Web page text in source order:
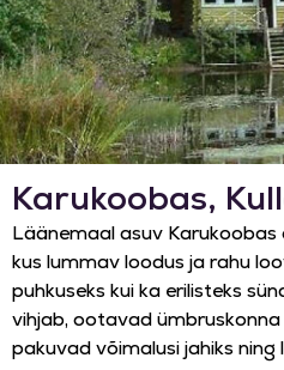
Karukoobas,
Läänemaal asuv
kus lummav loodus ja rahu
puhkuseks kui ka erilisteks
vihjab, ootavad
pakuvad võimalusi jahiks ning